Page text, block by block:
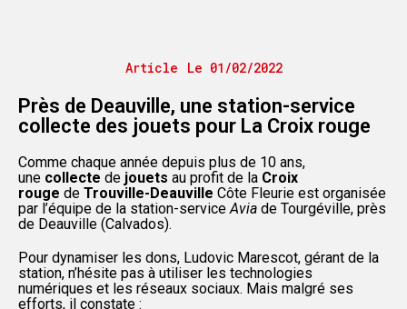
Article Le 01/02/2022
Près de Deauville, une station-service
collecte des jouets pour La Croix rouge
Comme chaque année depuis plus de 10 ans,
une collecte de jouets au profit de la Croix
rouge de Trouville-Deauville Côte Fleurie est organisée
par l’équipe de la station-serviceAvia de Tourgéville, près
de Deauville (Calvados).
Pour dynamiser les dons, Ludovic Marescot, gérant de la
station, n’hésite pas à utiliser les technologies
numériques et les réseaux sociaux. Mais malgré ses
efforts, il constate :